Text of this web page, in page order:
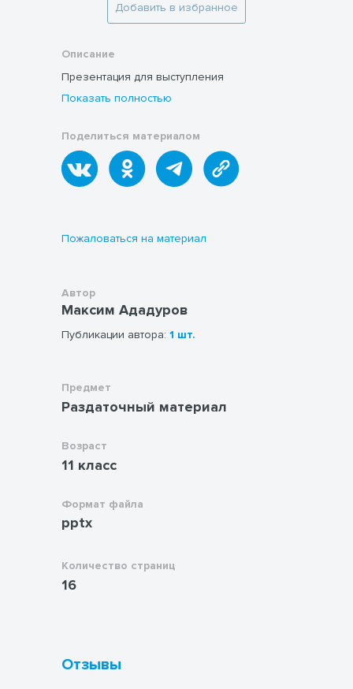
Добавить в избранное
Описание
Презентация для выступления
Показать полностью
Поделиться материалом
Пожаловаться на материал
Автор
Максим Ададуров
Публикации автора: 1 шт.
Предмет
Раздаточный материал
Возраст
11 класс
Формат файла
pptx
Количество страниц
16
Отзывы